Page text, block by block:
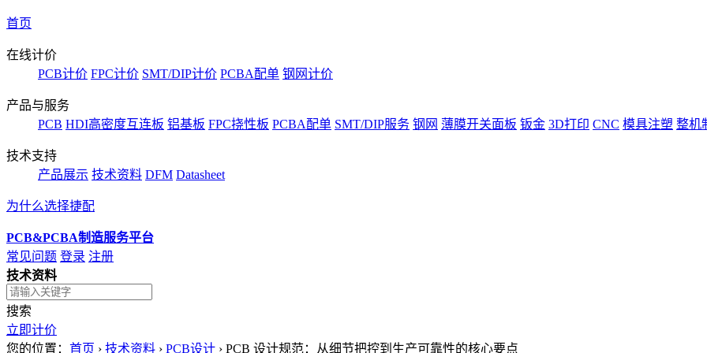
首页
在线计价
PCB计价 FPC计价 SMT/DIP计价 PCBA配单 钢网计价
产品与服务
PCB HDI高密度互连板 铝基板 FPC挠性板 PCBA配单 SMT/DIP服务 钢网 薄膜开关面板 钣金 3D打印 CNC 模具注塑 整机
技术支持
产品展示 技术资料 DFM Datasheet
为什么选择捷配
PCB&PCBA制造服务平台
常见问题 登录 注册
技术资料
搜索
立即计价
您的位置： 首页 › 技术资料 › PCB设计 › PCB 设计规范：从细节把控到生产可靠性的核心要点